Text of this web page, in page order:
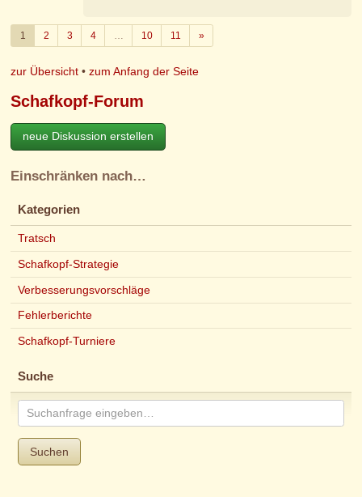
1 2 3 4 … 10 11 »Weiter
zur Übersicht •zum Anfang der Seite
Schafkopf-Forum
neue Diskussion erstellen
Einschränken nach…
Kategorien
Tratsch
Schafkopf-Strategie
Verbesserungsvorschläge
Fehlerberichte
Schafkopf-Turniere
Suche
Suchen